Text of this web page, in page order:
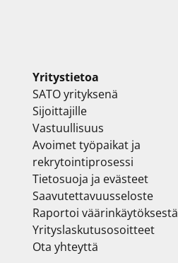
Yritystietoa
SATO yrityksenä
Sijoittajille
Vastuullisuus
Avoimet työpaikat ja
rekrytointiprosessi
Tietosuoja ja evästeet
Saavutettavuusseloste
Raportoi väärinkäytöksestä
Yrityslaskutusosoitteet
Ota yhteyttä